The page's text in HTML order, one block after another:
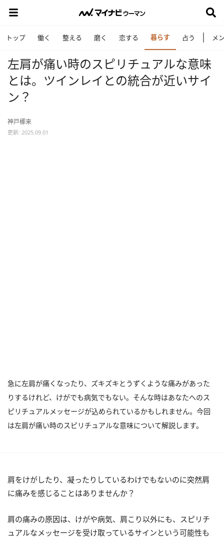
トップ 働く 整える 磨く 恋する 暮らす 占う メ
左肩が痛い時のスピリチュアルな意味
とは。ツインレイとの統合が近いサイ
ン？
神戸梛来
更新: 2025.09.01
急に左肩が痛くなったり、ズキズキとうずくような痛みがあった
りするけれど、けがでも病気でもない。そんな時はあなたへのス
ピリチュアルメッセージが込められているかもしれません。今回
は左肩が痛い時のスピリチュアルな意味について解説します。
肩をけがしたり、凝ったりしているわけでもないのに突然肩
に痛みを感じることはありませんか？
肩の痛みの原因は、けがや病気、肩こり以外にも、スピリチ
ュアルなメッセージを受け取っているサインという可能性も